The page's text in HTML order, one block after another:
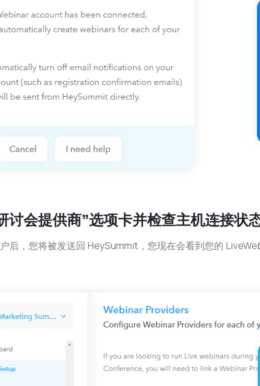
讨会提供商”选项卡并检查主机连接状
后，您将被发送回 HeySummit，您现在会看到您的